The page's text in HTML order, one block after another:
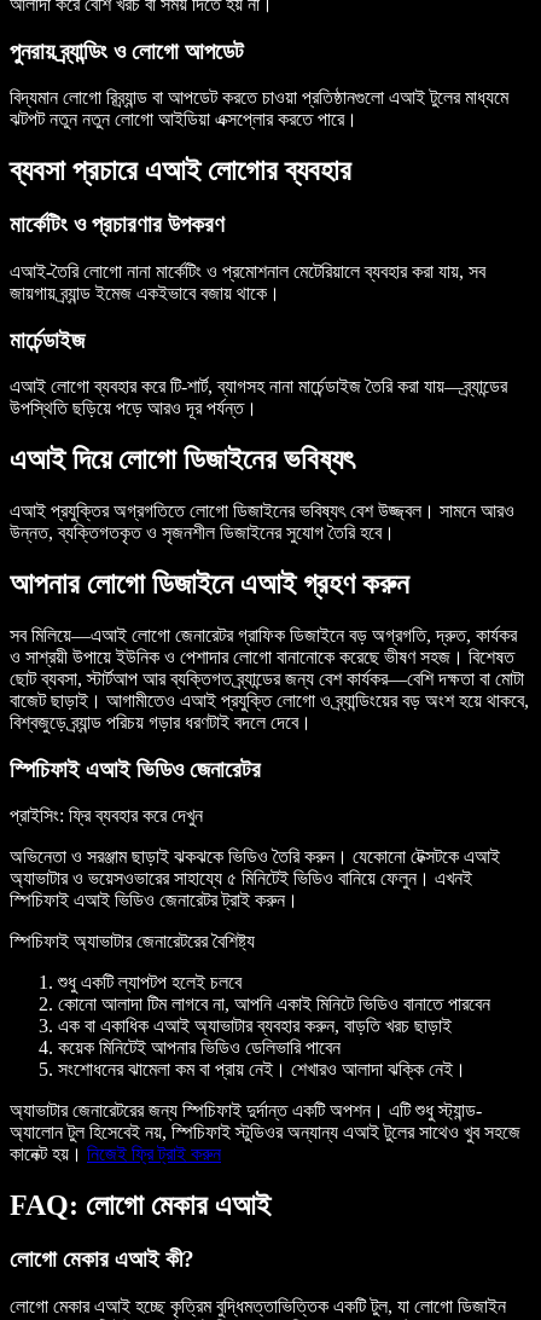
পুনরায় ব্র্যান্ডিং ও লোগো আপডেট
বিদ্যমান লোগো রিব্র্যান্ড বা আপডেট করতে চাওয়া প্রতিষ্ঠানগুলো এআই টুলের মাধ্যমে
ঝটপট নতুন নতুন লোগো আইডিয়া এক্সপ্লোর করতে পারে।
ব্যবসা প্রচারে এআই লোগোর ব্যবহার
মার্কেটিং ও প্রচারণার উপকরণ
এআই-তৈরি লোগো নানা মার্কেটিং ও প্রমোশনাল মেটেরিয়ালে ব্যবহার করা যায়, সব
জায়গায় ব্র্যান্ড ইমেজ একইভাবে বজায় থাকে।
মার্চেন্ডাইজ
এআই লোগো ব্যবহার করে টি-শার্ট, ব্যাগসহ নানা মার্চেন্ডাইজ তৈরি করা যায়—ব্র্যান্ডের
উপস্থিতি ছড়িয়ে পড়ে আরও দূর পর্যন্ত।
এআই দিয়ে লোগো ডিজাইনের ভবিষ্যৎ
এআই প্রযুক্তির অগ্রগতিতে লোগো ডিজাইনের ভবিষ্যৎ বেশ উজ্জ্বল। সামনে আরও
উন্নত, ব্যক্তিগতকৃত ও সৃজনশীল ডিজাইনের সুযোগ তৈরি হবে।
আপনার লোগো ডিজাইনে এআই গ্রহণ করুন
সব মিলিয়ে—এআই লোগো জেনারেটর গ্রাফিক ডিজাইনে বড় অগ্রগতি, দ্রুত, কার্যকর
ও সাশ্রয়ী উপায়ে ইউনিক ও পেশাদার লোগো বানানোকে করেছে ভীষণ সহজ। বিশেষত
ছোট ব্যবসা, স্টার্টআপ আর ব্যক্তিগত ব্র্যান্ডের জন্য বেশ কার্যকর—বেশি দক্ষতা বা মোটা
বাজেট ছাড়াই। আগামীতেও এআই প্রযুক্তি লোগো ও ব্র্যান্ডিংয়ের বড় অংশ হয়ে থাকবে,
বিশ্বজুড়ে ব্র্যান্ড পরিচয় গড়ার ধরণটাই বদলে দেবে।
স্পিচিফাই এআই ভিডিও জেনারেটর
প্রাইসিং: ফ্রি ব্যবহার করে দেখুন
অভিনেতা ও সরঞ্জাম ছাড়াই ঝকঝকে ভিডিও তৈরি করুন। যেকোনো টেক্সটকে এআই
অ্যাভাটার ও ভয়েসওভারের সাহায্যে ৫ মিনিটেই ভিডিও বানিয়ে ফেলুন। এখনই
স্পিচিফাই এআই ভিডিও জেনারেটর ট্রাই করুন।
স্পিচিফাই অ্যাভাটার জেনারেটরের বৈশিষ্ট্য
শুধু একটি ল্যাপটপ হলেই চলবে
কোনো আলাদা টিম লাগবে না, আপনি একাই মিনিটে ভিডিও বানাতে পারবেন
এক বা একাধিক এআই অ্যাভাটার ব্যবহার করুন, বাড়তি খরচ ছাড়াই
কয়েক মিনিটেই আপনার ভিডিও ডেলিভারি পাবেন
সংশোধনের ঝামেলা কম বা প্রায় নেই। শেখারও আলাদা ঝক্কি নেই।
অ্যাভাটার জেনারেটরের জন্য স্পিচিফাই দুর্দান্ত একটি অপশন। এটি শুধু স্ট্যান্ড-
অ্যালোন টুল হিসেবেই নয়, স্পিচিফাই স্টুডিওর অন্যান্য এআই টুলের সাথেও খুব সহজে
কানেক্ট হয়। নিজেই ফ্রি ট্রাই করুন
FAQ: লোগো মেকার এআই
লোগো মেকার এআই কী?
লোগো মেকার এআই হচ্ছে কৃত্রিম বুদ্ধিমত্তাভিত্তিক একটি টুল, যা লোগো ডিজাইন